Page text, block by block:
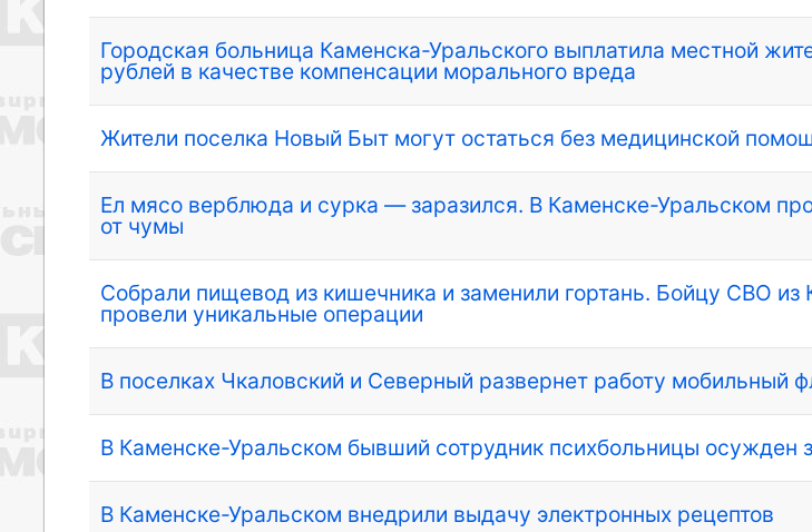
Городская больница Каменска-Уральского выплатила местной
рублей в качестве компенсации морального вреда
Жители поселка Новый Быт могут остаться без медицинской
Ел мясо верблюда и сурка — заразился. В Каменске-Уральском
от чумы
Собрали пищевод из кишечника и заменили гортань. Бойцу СВО из
провели уникальные операции
В поселках Чкаловский и Северный развернет работу мобильный
В Каменске-Уральском бывший сотрудник психбольницы осужден
В Каменске-Уральском внедрили выдачу электронных рецептов